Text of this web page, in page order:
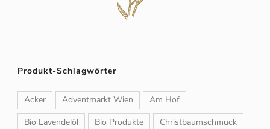
Produkt-Schlagwörter
Acker Adventmarkt Wien
Am Hof
Bio Lavendelöl
Bio Produkte
Christbaumschmuck